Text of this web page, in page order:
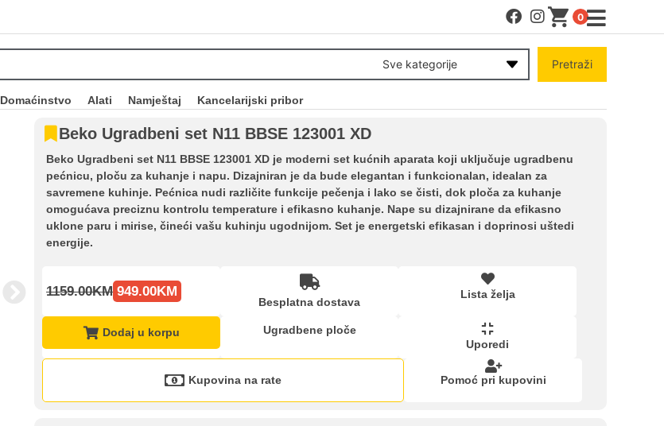
0
Sve kategorije Pretraži
Domaćinstvo Alati Namještaj Kancelarijski pribor
Beko Ugradbeni set N11 BBSE 123001 XD
Beko Ugradbeni set N11 BBSE 123001 XD je moderni set kućnih aparata koji uključuje ugradbenu
pećnicu, ploču za kuhanje i napu. Dizajniran je da bude elegantan i funkcionalan, idealan za
savremene kuhinje. Pećnica nudi različite funkcije pečenja i lako se čisti, dok ploča za kuhanje
omogućava preciznu kontrolu temperature i efikasno kuhanje. Nape su dizajnirane da efikasno
uklone paru i mirise, čineći vašu kuhinju ugodnijom. Set je energetski efikasan i doprinosi uštedi
energije.
1159.00KM 949.00KM
Besplatna dostava
Lista želja
Dodaj u korpu
Ugradbene ploče
Uporedi
Kupovina na rate Pomoć pri kupovini
Račun
Kupovina na rate
Zahtjev za reklamaciju